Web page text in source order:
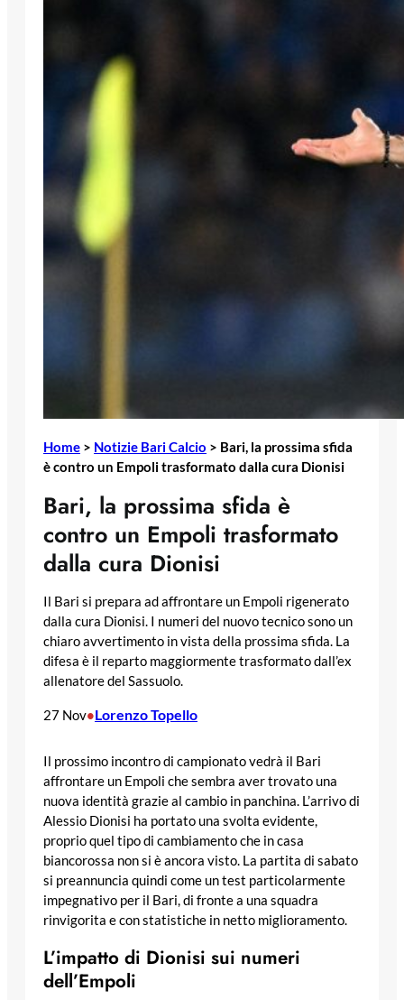
Home > Notizie Bari Calcio > Bari, la prossima sfida
è contro un Empoli trasformato dalla cura Dionisi
Bari, la prossima sfida è
contro un Empoli trasformato
dalla cura Dionisi
Il Bari si prepara ad affrontare un Empoli rigenerato
dalla cura Dionisi. I numeri del nuovo tecnico sono un
chiaro avvertimento in vista della prossima sfida. La
difesa è il reparto maggiormente trasformato dall’ex
allenatore del Sassuolo.
27 Nov•Lorenzo Topello
Il prossimo incontro di campionato vedrà il Bari
affrontare un Empoli che sembra aver trovato una
nuova identità grazie al cambio in panchina. L’arrivo di
Alessio Dionisi ha portato una svolta evidente,
proprio quel tipo di cambiamento che in casa
biancorossa non si è ancora visto. La partita di sabato
si preannuncia quindi come un test particolarmente
impegnativo per il Bari, di fronte a una squadra
rinvigorita e con statistiche in netto miglioramento.
L’impatto di Dionisi sui numeri
dell’Empoli